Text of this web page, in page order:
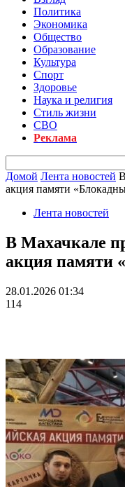
Политика
Экономика
Общество
Образование
Культура
Спорт
Здоровье
Наука и религия
Стиль жизни
СВО
Реклама
Домой Лента новостей
акция памяти
Лента новостей
В Махачкале
акция памяти
28.01.2026 01:34
114